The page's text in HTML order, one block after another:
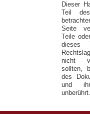
Dieser
Teil
Seite
Teile
dieses
nicht
sollten,
des
und
unberührt.